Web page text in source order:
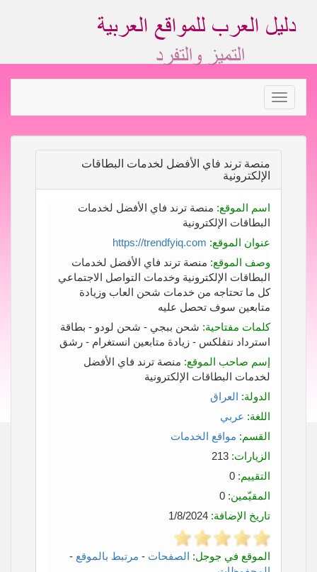
Toggle
navigation
منصة ترند فاي الأفضل لخدمات البطاقات
الإلكترونية
اسم الموقع: منصة ترند فاي الأفضل لخدمات
البطاقات الإلكترونية
عنوان الموقع: https://trendfyiq.com
وصف الموقع: منصة ترند فاي الأفضل لخدمات
البطاقات الإلكترونية وخدمات التواصل الاجتماعي
كل ما تحتاجه من خدمات شحن العاب وزيادة
متابعين سوف تحصل عليه
كلمات مفتاحية: شحن ببجي - شحن لودو - بطاقة
استرداد نتفلكس - زيادة متابعين انستغرام - رشق
إسم صاحب الموقع: منصة ترند فاي الأفضل
لخدمات البطاقات الإلكترونية
الدولة: العراق
اللغة: عربي
القسم: مواقع الخدمات
الزيارات:
التقييم:
المقيّمين:
تاريخ الإضافة:
الموقع في جوجل: الصفحات - مرتبط بالموقع -